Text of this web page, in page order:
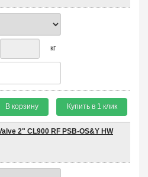
кг
В корзину Купить в 1 клик
2" CL900 RF PSB-OS&Y HW